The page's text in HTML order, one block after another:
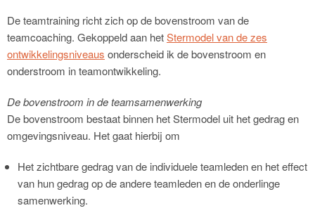
De teamtraining richt zich op de bovenstroom van de
teamcoaching. Gekoppeld aan hetStermodel van de zes
ontwikkelingsniveaus onderscheid ik de bovenstroom en
onderstroom in teamontwikkeling.
De bovenstroom in de teamsamenwerking
De bovenstroom bestaat binnen het Stermodel uit het gedrag en
omgevingsniveau. Het gaat hierbij om
Het zichtbare gedrag van de individuele teamleden en het effect
van hun gedrag op de andere teamleden en de onderlinge
samenwerking.